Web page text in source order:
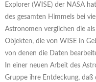
Explorer (WISE) der NASA
des gesamten Himmels bei
Astronomen verglichen die
Objekten, die von WISE in
von denen die Daten
In einer neuen Arbeit des
Gruppe ihre Entdeckung,